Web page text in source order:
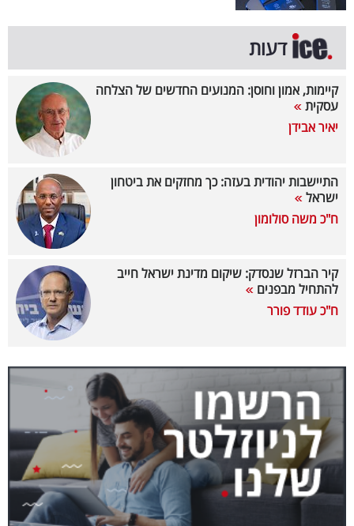
מינויים
רייטינג
רכב
בריאות
תרבות
ופנאי
TOP-
5
פודקאסט
40
UNDER
40
דעות
קיימות, אמון וחוסן: המנועים החדשים של הצלחה
עסקית
יאיר אבידן
התיישבות יהודית בעזה: כך מחזקים את ביטחון
ישראל
ח"כ משה סולומון
קיר הברזל שנסדק: שיקום מדינת ישראל חייב
להתחיל מבפנים
ח"כ עודד פורר